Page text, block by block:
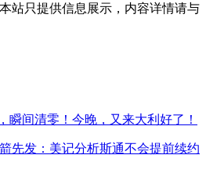
本站只提供信息展示，内容详情请与
瞬间清零！今晚，又来大利好了！
先发：美记分析斯通不会提前续约